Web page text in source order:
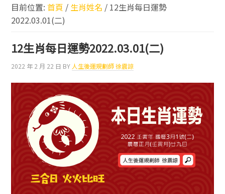
師
徐
震
諒
目前位置:首頁 / 生肖姓名 / 12生肖每日運勢
2022.03.01(二)
12生肖每日運勢2022.03.01(二)
2022 年 2 月 22 日 BY 人生後運規劃師 徐震諒